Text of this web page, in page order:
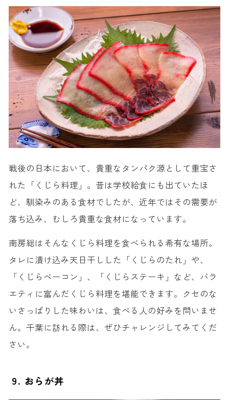
戦後の日本において、貴重なタンパク源として重宝さ
れた「くじら料理」。昔は学校給食にも出ていたほ
ど、馴染みのある食材でしたが、近年ではその需要が
落ち込み、むしろ貴重な食材になっています。
南房総はそんなくじら料理を食べられる希有な場所。
タレに漬け込み天日干しした「くじらのたれ」や、
「くじらベーコン」、「くじらステーキ」など、バラ
エティに富んだくじら料理を堪能できます。クセのな
いさっぱりした味わいは、食べる人の好みを問いませ
ん。千葉に訪れる際は、ぜひチャレンジしてみてくだ
さい。
9. おらが丼